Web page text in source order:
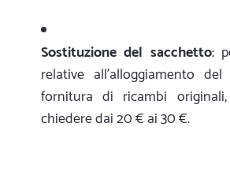
Sostituzione del sacchetto:
relative all'alloggiamento
fornitura di ricambi
chiedere dai 20 € ai 30 €.